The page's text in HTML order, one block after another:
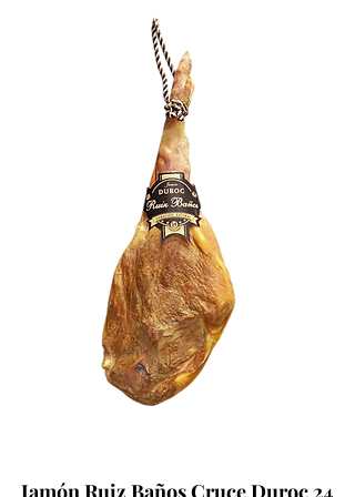
Jamón Ruiz Baños Cruce Duroc 24